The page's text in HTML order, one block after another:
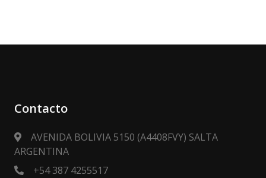
Contacto
AVENIDA BOLIVIA 5150 (A4408FVY) SALTA
ARGENTINA
+54 387 4255517